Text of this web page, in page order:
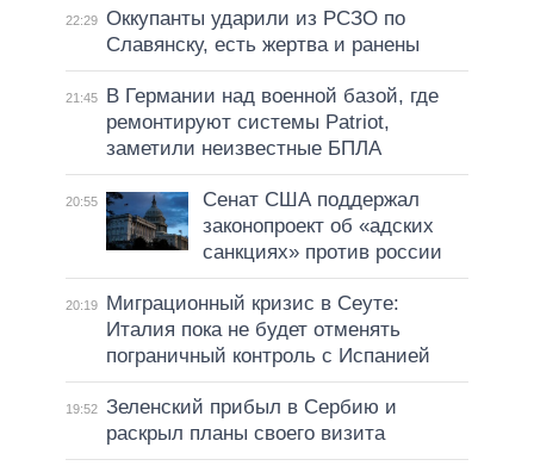
22:29 Оккупанты ударили из РСЗО по
Славянску, есть жертва и ранены
21:45
В Германии над военной базой, где
ремонтируют системы Patriot,
заметили неизвестные БПЛА
20:55
Сенат США поддержал
законопроект об «адских
санкциях» против россии
20:19
Миграционный кризис в Сеуте:
Италия пока не будет отменять
пограничный контроль с Испанией
19:52 Зеленский прибыл в Сербию и
раскрыл планы своего визита